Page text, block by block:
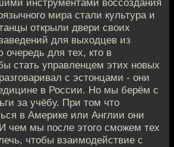
инструментами воссоздания
мира стали культура и
открыли двери своих
для выходцев из
очередь для тех, кто в
стать управленцем этих новых
с эстонцами - они
в России. Но мы берём с
за учёбу. При том что
в Америке или Англии они
чем мы после этого сможем тех
чтобы взаимодействие с